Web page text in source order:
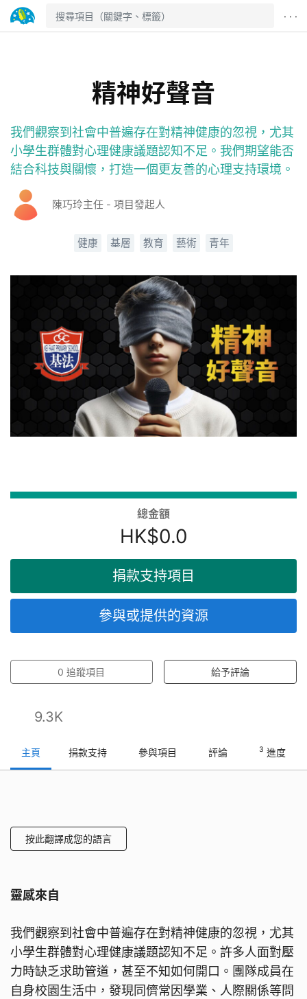
· · ·
精神好聲音
我們觀察到社會中普遍存在對精神健康的忽視，尤其
小學生群體對心理健康議題認知不足。我們期望能否
結合科技與關懷，打造一個更友善的心理支持環境。
陳巧玲主任 - 項目發起人
健康 基層 教育 藝術 青年
總金額
HK$0.0
捐款支持項目
參與或提供的資源
0 追蹤項目 給予評論
9.3K
主頁 捐款支持 參與項目 評論 3 進度
按此翻譯成您的語言
靈感來自
我們觀察到社會中普遍存在對精神健康的忽視，尤其
小學生群體對心理健康議題認知不足。許多人面對壓
力時缺乏求助管道，甚至不知如何開口。團隊成員在
自身校園生活中，發現同儕常因學業、人際關係等問